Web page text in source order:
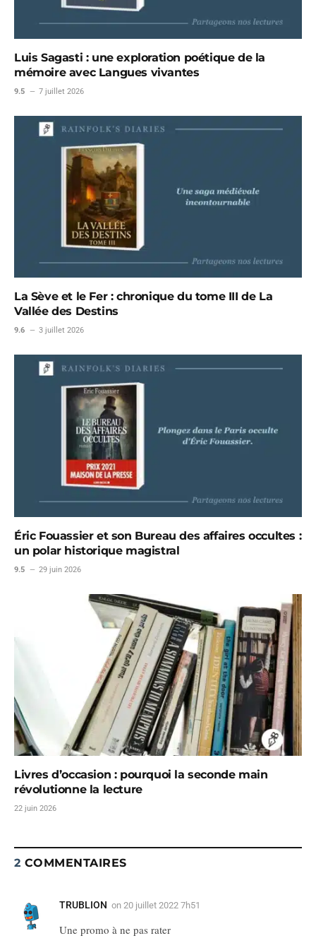
Luis Sagasti : une exploration poétique de la
mémoire avec Langues vivantes
9.5 7 juillet 2026
La Sève et le Fer : chronique du tome III de La
Vallée des Destins
9.6 3 juillet 2026
Éric Fouassier et son Bureau des affaires occultes :
un polar historique magistral
9.5 29 juin 2026
Livres d’occasion : pourquoi la seconde main
révolutionne la lecture
22 juin 2026
2 COMMENTAIRES
TRUBLION on 20 juillet 2022 7h51
Une promo à ne pas rater